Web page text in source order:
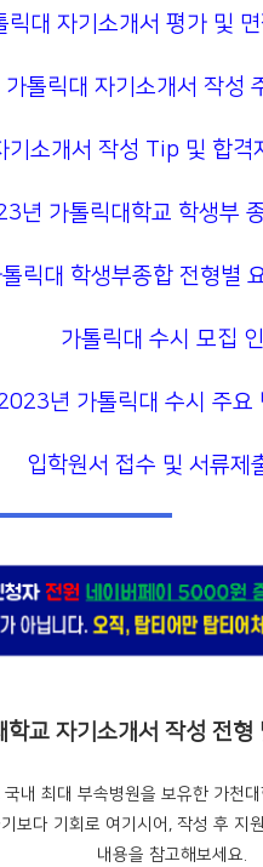
릭대 자기소개서 평가 및
가톨릭대 자기소개서 작성
기소개서 작성 Tip 및 합격
년 가톨릭대학교 학생부
릭대 학생부종합 전형별
가톨릭대 수시 모집
년 가톨릭대 수시 주요
입학원서 접수 및 서류제
교 자기소개서 작성 전형
내 최대 부속병원을 보유한 가천
보다 기회로 여기시어, 작성 후 지
내용을 참고해보세요.